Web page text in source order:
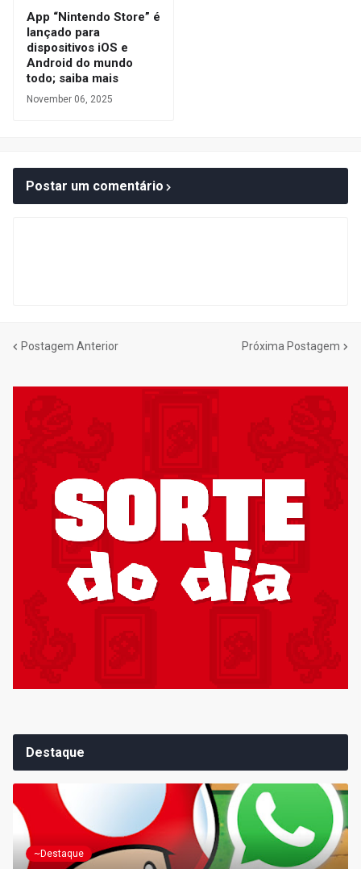
App “Nintendo Store” é
lançado para
dispositivos iOS e
Android do mundo
todo; saiba mais
November 06, 2025
Postar um comentário
Postagem Anterior Próxima Postagem
Destaque
~Destaque